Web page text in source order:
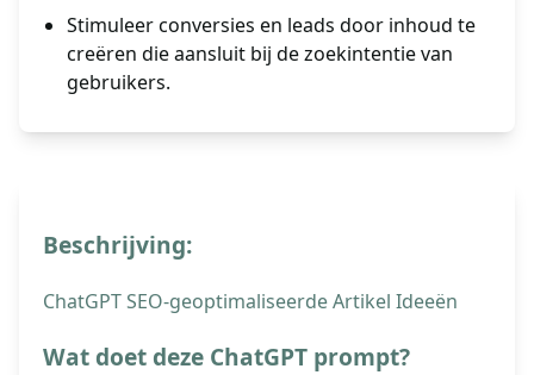
Stimuleer conversies en leads door inhoud te
creëren die aansluit bij de zoekintentie van
gebruikers.
Beschrijving:
ChatGPT SEO-geoptimaliseerde Artikel Ideeën
Wat doet deze ChatGPT prompt?